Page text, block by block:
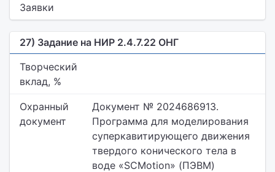
Заявки
27) Задание на НИР 2.4.7.22 ОНГ
Творческий
вклад, %
Охранный
документ
Документ № 2024686913.
Программа для моделирования
суперкавитирующего движения
твердого конического тела в
воде «SCMotion» (ПЭВМ)